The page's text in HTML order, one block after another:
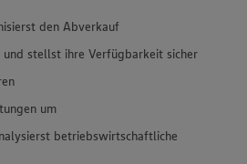
den Abverkauf
und stellst ihre Verfügbarkeit sicher
um
betriebswirtschaftliche